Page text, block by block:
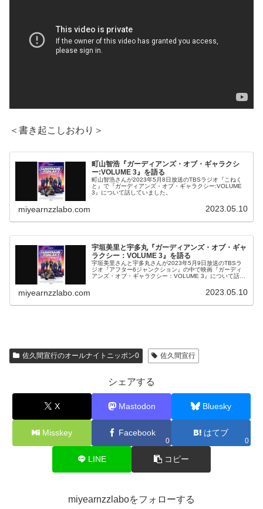
＜書き起こしおわり＞
町山智浩『ガーディアンズ・オブ・ギャラクシ
ー:VOLUME 3』を語る
町山智浩さんが2023年5月8日放送のTBSラジオ『こねく
と』で『ガーディアンズ・オブ・ギャラクシー:VOLUME
3』について話していました。
miyearnzzlabo.com 2023.05.10
宇垣美里と宇多丸『ガーディアンズ・オブ・ギャ
ラクシー：VOLUME 3』を語る
宇垣美里さんと宇多丸さんが2023年5月9日放送のTBSラ
ジオ『アフター6ジャンクション』の中で映画『ガーディ
アンズ・オブ・ギャラクシー：VOLUME 3』について話し
miyearnzzlabo.com 2023.05.10
佐久間宣行のオールナイトニッポン0 佐久間宣行
シェアする
X Mastodon Bluesky
Misskey Facebook
0
はてブ
0
LINE コピー
miyearnzzlaboをフォローする